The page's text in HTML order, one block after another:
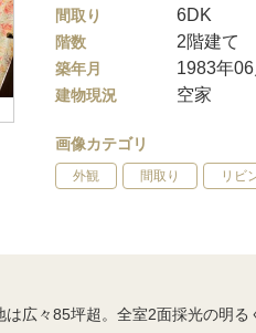
間取り 6DK
階数 2階建て
築年月 1983年06
建物現況 空家
画像カテゴリ
外観 間取り リビ
広々85坪超。全室2面採光の明る